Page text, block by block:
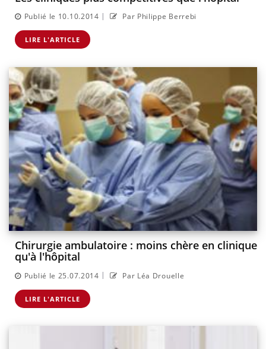
Publié le 10.10.2014 | Par Philippe Berrebi
LIRE L'ARTICLE
Chirurgie ambulatoire : moins chère en clinique
qu'à l'hôpital
Publié le 25.07.2014 | Par Léa Drouelle
LIRE L'ARTICLE